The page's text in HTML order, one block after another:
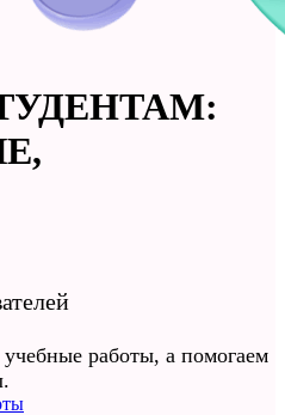
работы, а помогаем